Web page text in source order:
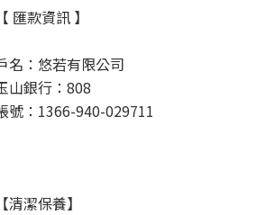
【 匯款資訊 】
名：悠若有限公司
山銀行：808
號：1366-940-029711
【清潔保養】